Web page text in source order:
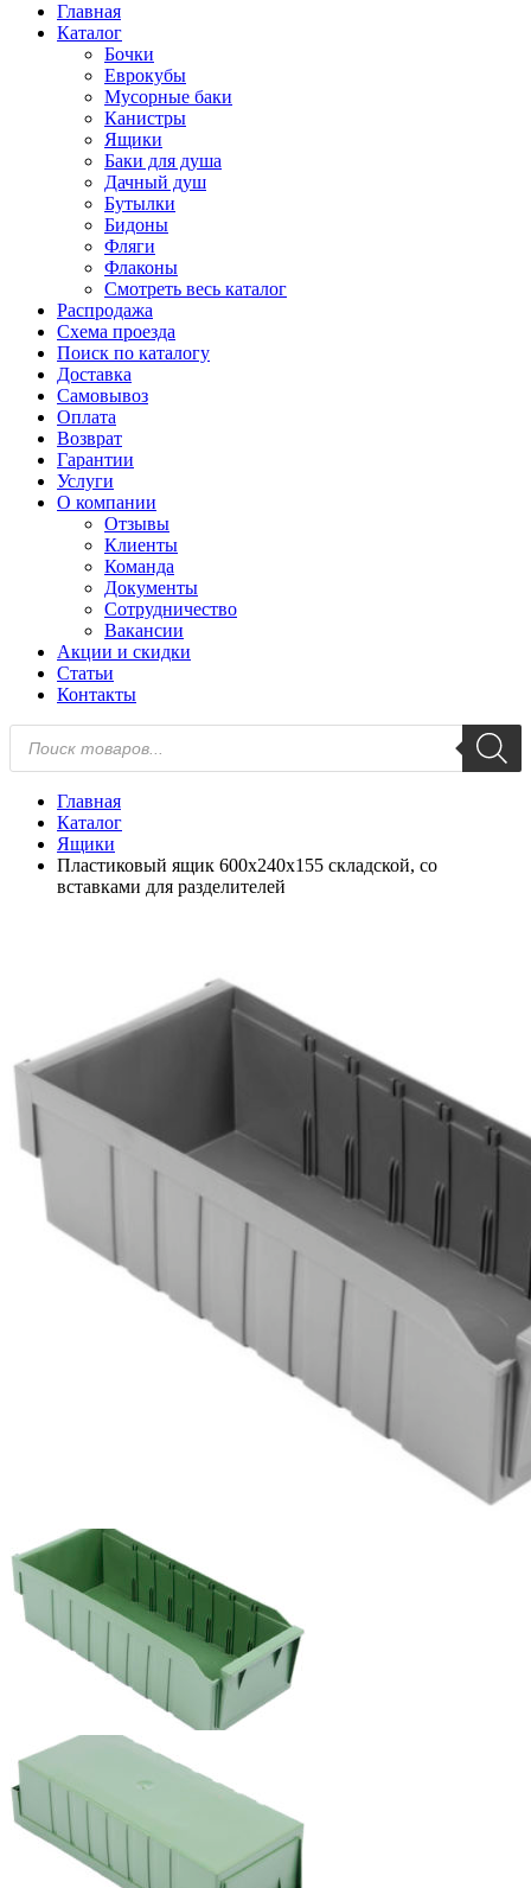
Главная
Каталог
Бочки
Еврокубы
Мусорные баки
Канистры
Ящики
Баки для душа
Дачный душ
Бутылки
Бидоны
Фляги
Флаконы
Смотреть весь каталог
Распродажа
Схема проезда
Поиск по каталогу
Доставка
Самовывоз
Оплата
Возврат
Гарантии
Услуги
О компании
Отзывы
Клиенты
Команда
Документы
Сотрудничество
Вакансии
Акции и скидки
Статьи
Контакты
Поиск
товаров
Главная
Каталог
Ящики
Пластиковый ящик 600х240х155 складской, со
вставками для разделителей